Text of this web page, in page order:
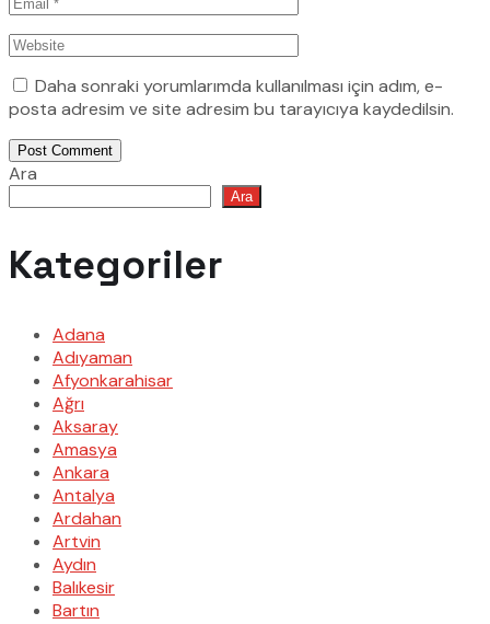
Daha sonraki yorumlarımda kullanılması için adım, e-
posta adresim ve site adresim bu tarayıcıya kaydedilsin.
Post Comment
Ara
Ara
Kategoriler
Adana
Adıyaman
Afyonkarahisar
Ağrı
Aksaray
Amasya
Ankara
Antalya
Ardahan
Artvin
Aydın
Balıkesir
Bartın